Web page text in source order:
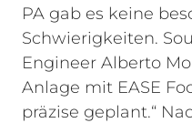
PA gab es keine
Schwierigkeiten.
Engineer Alberto
Anlage mit EASE
präzise geplant.“